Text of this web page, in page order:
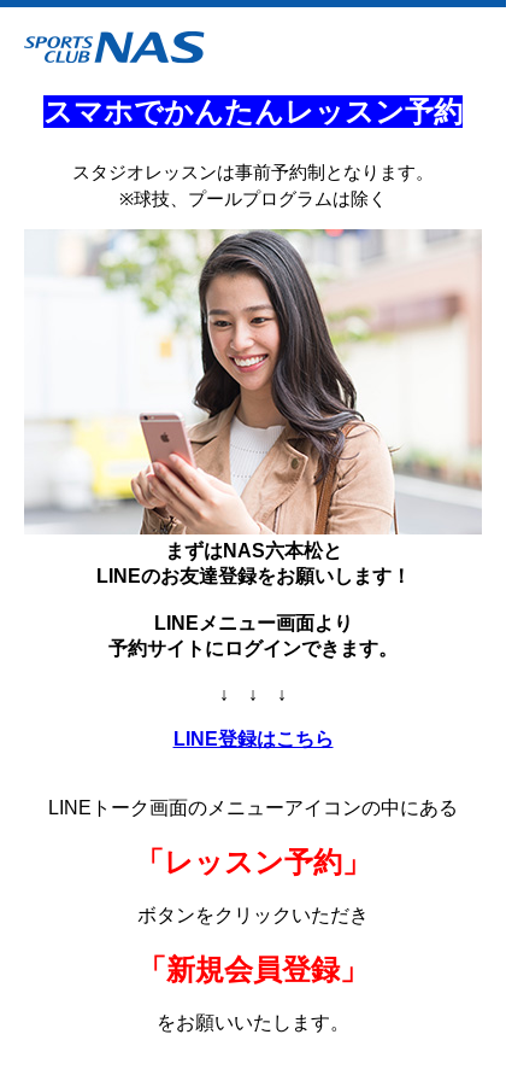
スマホでかんたんレッスン予約
スタジオレッスンは事前予約制となります。
※球技、プールプログラムは除く
まずはNAS六本松と
LINEのお友達登録をお願いします！
LINEメニュー画面より
予約サイトにログインできます。
↓ ↓ ↓
LINE登録はこちら
LINEトーク画面のメニューアイコンの中にある
「レッスン予約」
ボタンをクリックいただき
「新規会員登録」
をお願いいたします。